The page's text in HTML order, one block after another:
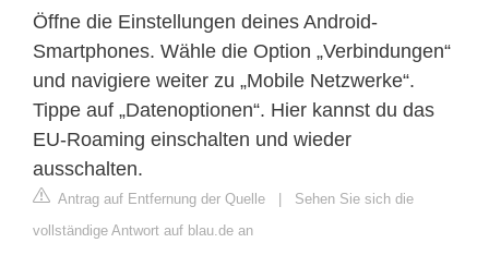
Öffne die Einstellungen deines Android-
Smartphones. Wähle die Option „Verbindungen“
und navigiere weiter zu „Mobile Netzwerke“.
Tippe auf „Datenoptionen“. Hier kannst du das
EU-Roaming einschalten und wieder
ausschalten.
Antrag auf Entfernung der Quelle | Sehen Sie sich die
vollständige Antwort auf blau.de an